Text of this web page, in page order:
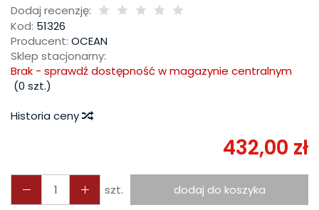
Dodaj recenzję:
Kod: 51326
Producent: OCEAN
Sklep stacjonarny:
Brak - sprawdź dostępność w magazynie centralnym
(0 szt.)
Historia ceny
432,00 zł
szt. dodaj do koszyka